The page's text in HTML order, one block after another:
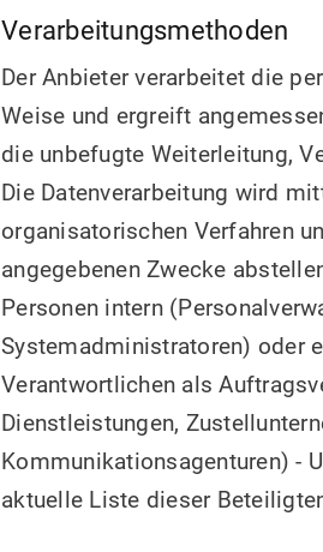
Verarbeitungsmethoden
Der Anbieter verarbeitet die
Weise und ergreift
die unbefugte Weiterleitung,
Die Datenverarbeitung wird
organisatorischen Verfahren
angegebenen Zwecke
Personen intern
Systemadministratoren) oder
Verantwortlichen als
Dienstleistungen,
Kommunikationsagenturen) -
aktuelle Liste dieser